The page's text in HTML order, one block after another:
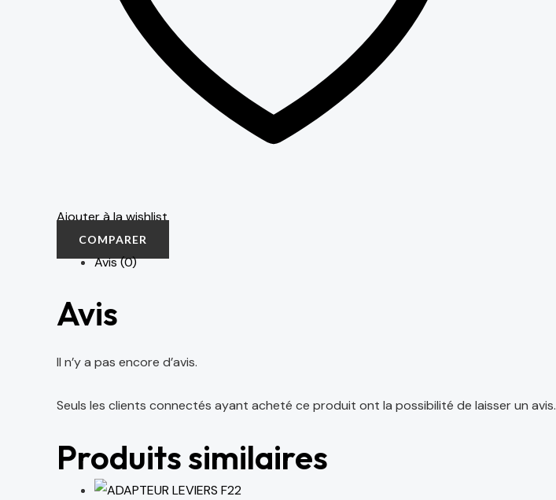
Ajouter à la wishlist
COMPARER
Avis (0)
Avis
Il n’y a pas encore d’avis.
Seuls les clients connectés ayant acheté ce produit ont la possibilité de laisser un avis.
Produits similaires